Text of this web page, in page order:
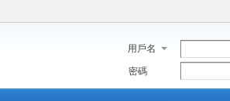
用戶名
密碼